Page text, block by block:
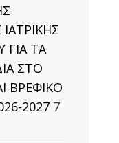
ΓΙΑ ΤΑ
ΣΤΟ
ΒΡΕΦΙΚΟ
2027 7